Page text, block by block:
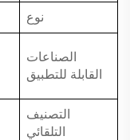
نوع
الصناعات
القابلة للتطبيق
التصنيف
التلقائي